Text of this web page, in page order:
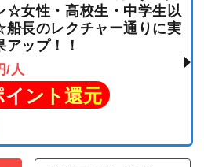
☆女性・高校生・中学生以
長のレクチャー通りに実
アップ！！
/人
イント還元